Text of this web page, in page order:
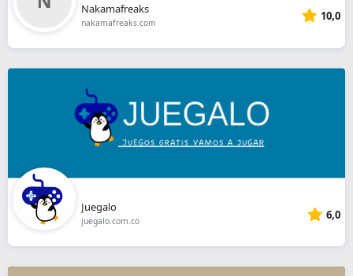
Nakamafreaks
nakamafreaks.com 10,0
Juegalo
juegalo.com.co 6,0